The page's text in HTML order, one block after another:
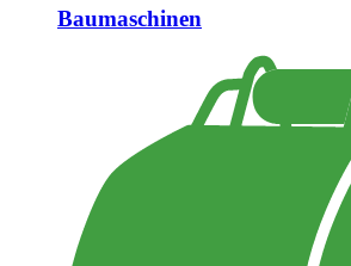
Baumaschinen